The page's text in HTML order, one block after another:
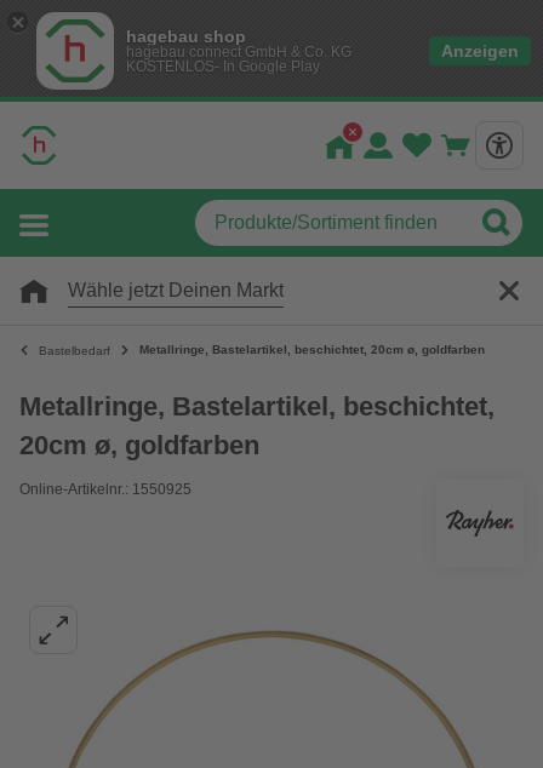
hagebau shop
hagebau connect GmbH & Co. KG
KOSTENLOS- In Google Play
Anzeigen
Wähle jetzt Deinen Markt
Bastelbedarf Metallringe, Bastelartikel, beschichtet, 20cm ø, goldfarben
Metallringe, Bastelartikel, beschichtet,
20cm ø, goldfarben
Online-Artikelnr.: 1550925